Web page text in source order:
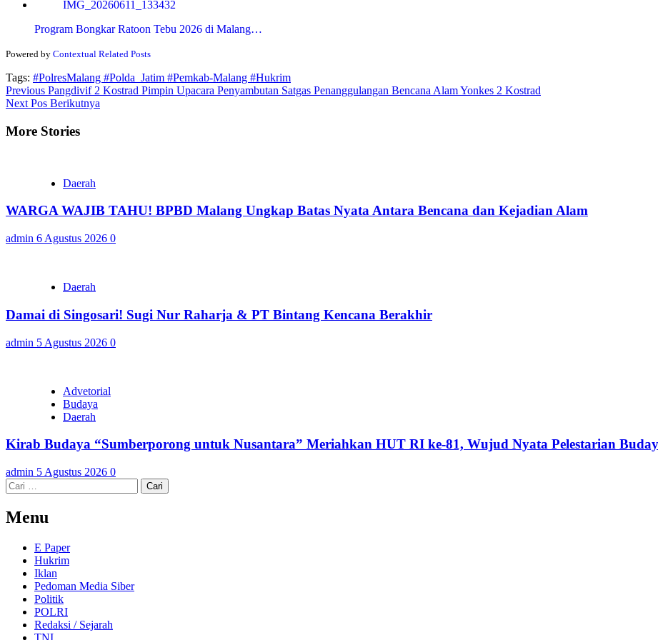
Program Bongkar Ratoon Tebu 2026 di Malang…
Powered by Contextual Related Posts
Tags: #PolresMalang #Polda_Jatim #Pemkab-Malang #Hukrim
Continue
Reading
Previous Pangdivif 2 Kostrad Pimpin Upacara Penyambutan Satgas Penanggulangan Bencana Alam Yonkes 2 Kostrad
Next Pos Berikutnya
More Stories
Daerah
WARGA WAJIB TAHU! BPBD Malang Ungkap Batas Nyata Antara Bencana dan Kejadian Alam
admin 6 Agustus 2026 0
Daerah
Damai di Singosari! Sugi Nur Raharja & PT Bintang Kencana Berakhir
admin 5 Agustus 2026 0
Advetorial
Budaya
Daerah
Kirab Budaya “Sumberporong untuk Nusantara” Meriahkan HUT RI ke-81, Wujud Nyata Pelestarian
admin 5 Agustus 2026 0
Cari
untuk:
Menu
E Paper
Hukrim
Iklan
Pedoman Media Siber
Politik
POLRI
Redaksi / Sejarah
TNI